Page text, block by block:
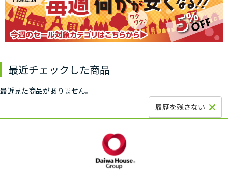
最近チェックした商品
最近見た商品がありません。
履歴を残さない